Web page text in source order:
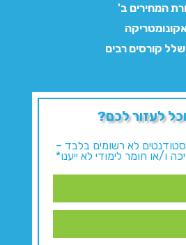
המחירים ב'
שלל קורסים רבים
לעזור לכם?
לא רשומים בלבד –
ו/או חומר לימודי לא ייענו*